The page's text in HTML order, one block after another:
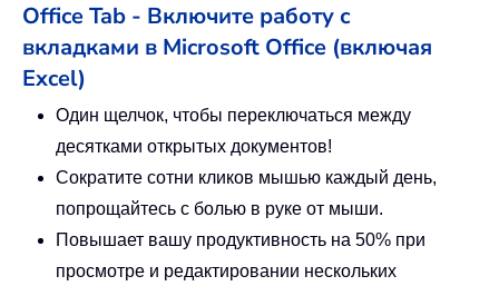
Office Tab - Включите работу с
вкладками в Microsoft Office (включая
Excel)
Один щелчок, чтобы переключаться между
десятками открытых документов!
Сократите сотни кликов мышью каждый день,
попрощайтесь с болью в руке от мыши.
Повышает вашу продуктивность на 50% при
просмотре и редактировании нескольких